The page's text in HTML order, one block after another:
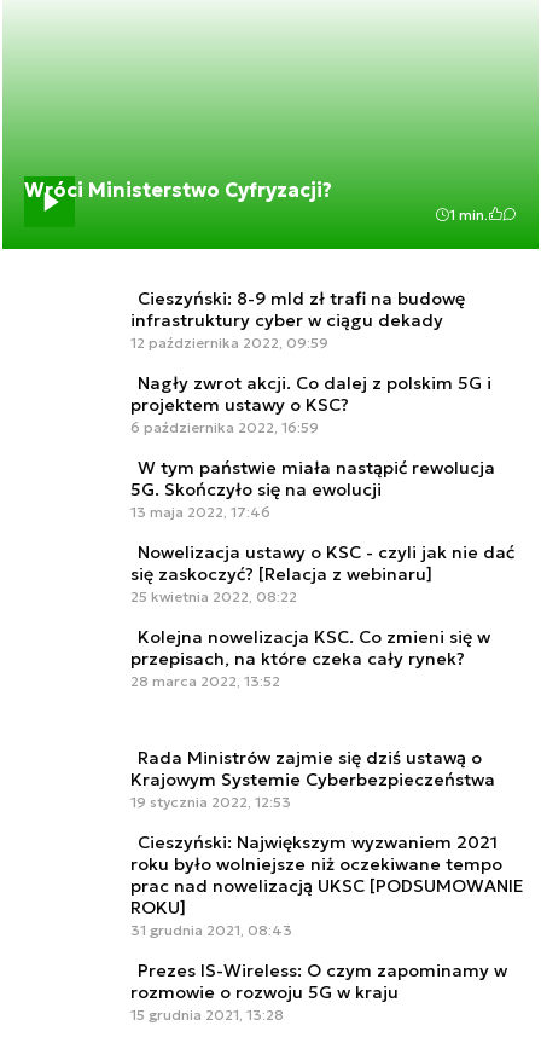
Wróci Ministerstwo Cyfryzacji?
1 min.
Cieszyński: 8-9 mld zł trafi na budowę
infrastruktury cyber w ciągu dekady
12 października 2022, 09:59
Nagły zwrot akcji. Co dalej z polskim 5G i
projektem ustawy o KSC?
6 października 2022, 16:59
W tym państwie miała nastąpić rewolucja
5G. Skończyło się na ewolucji
13 maja 2022, 17:46
Nowelizacja ustawy o KSC - czyli jak nie dać
się zaskoczyć? [Relacja z webinaru]
25 kwietnia 2022, 08:22
Kolejna nowelizacja KSC. Co zmieni się w
przepisach, na które czeka cały rynek?
28 marca 2022, 13:52
Rada Ministrów zajmie się dziś ustawą o
Krajowym Systemie Cyberbezpieczeństwa
19 stycznia 2022, 12:53
Cieszyński: Największym wyzwaniem 2021
roku było wolniejsze niż oczekiwane tempo
prac nad nowelizacją UKSC [PODSUMOWANIE
ROKU]
31 grudnia 2021, 08:43
Prezes IS-Wireless: O czym zapominamy w
rozmowie o rozwoju 5G w kraju
15 grudnia 2021, 13:28